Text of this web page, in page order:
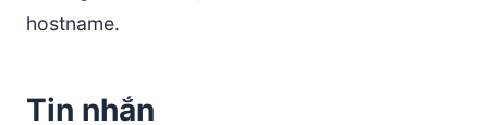
hostname.
Tin nhắn